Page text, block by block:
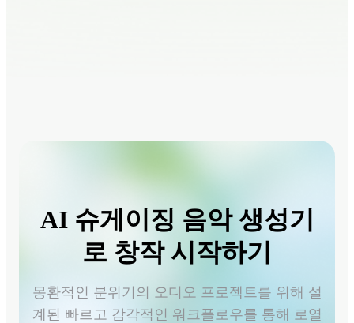
AI 슈게이징 음악 생성기
로 창작 시작하기
몽환적인 분위기의 오디오 프로젝트를 위해 설
계된 빠르고 감각적인 워크플로우를 통해 로열